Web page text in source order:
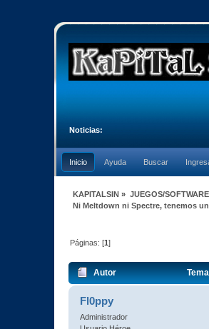
Noticias:
Inicio Ayuda Buscar
KAPITALSIN » JUEGOS/
Ni Meltdown ni Spectre, tenemos
Páginas: [1]
Autor
Fl0ppy
Administrador